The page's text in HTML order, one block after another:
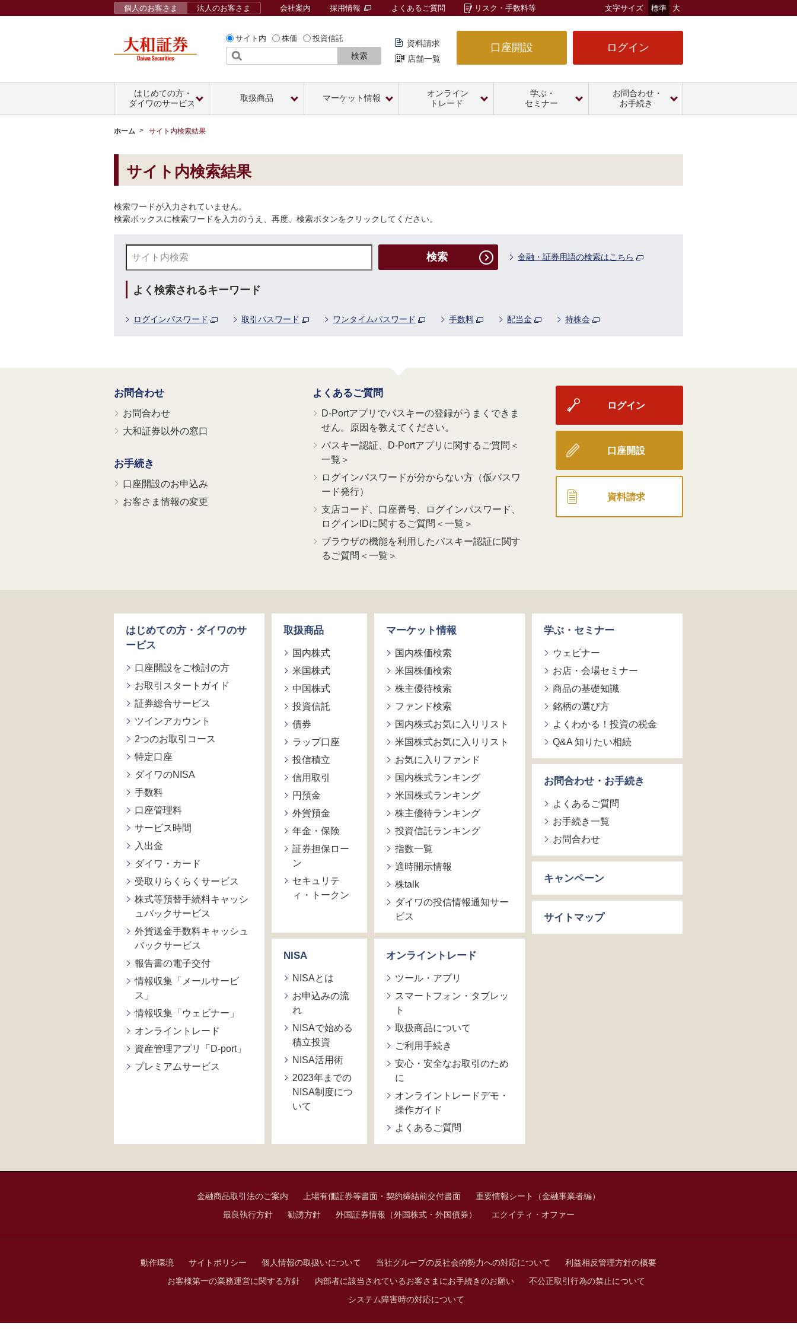
サイト内 株価 投資信託
検索
資料請求
店舗一覧
口座開設 ログイン
個人のお客さま 法人のお客さま 会社案内 採用情報 よくあるご質問 リスク・手数料等 文字サイズ 標準 大
はじめての方・
ダイワのサービス
取扱商品 マーケット情報
オンライン
トレード
学ぶ・
セミナー
お問合わせ・
お手続き
ホーム サイト内検索結果
サイト内検索結果
検索ワードが入力されていません。
検索ボックスに検索ワードを入力のうえ、再度、検索ボタンをクリックしてください。
検索 金融・証券用語の検索はこちら
よく検索されるキーワード
ログインパスワード 取引パスワード ワンタイムパスワード 手数料 配当金 持株会
お問合わせ
お問合わせ
大和証券以外の窓口
お手続き
口座開設のお申込み
お客さま情報の変更
よくあるご質問
D-Portアプリでパスキーの登録がうまくできま
せん。原因を教えてください。
パスキー認証、D-Portアプリに関するご質問＜
一覧＞
ログインパスワードが分からない方（仮パスワ
ード発行）
支店コード、口座番号、ログインパスワード、
ログインIDに関するご質問＜一覧＞
ブラウザの機能を利用したパスキー認証に関す
るご質問＜一覧＞
ログイン
口座開設
資料請求
はじめての方・ダイワのサ
ービス
口座開設をご検討の方
お取引スタートガイド
証券総合サービス
ツインアカウント
2つのお取引コース
特定口座
ダイワのNISA
手数料
口座管理料
サービス時間
入出金
ダイワ・カード
受取りらくらくサービス
株式等預替手続料キャッシ
ュバックサービス
外貨送金手数料キャッシュ
バックサービス
報告書の電子交付
情報収集「メールサービ
ス」
情報収集「ウェビナー」
オンライントレード
資産管理アプリ「D-port」
プレミアムサービス
取扱商品
国内株式
米国株式
中国株式
投資信託
債券
ラップ口座
投信積立
信用取引
円預金
外貨預金
年金・保険
証券担保ロー
ン
セキュリテ
ィ・トークン
NISA
NISAとは
お申込みの流
れ
NISAで始める
積立投資
NISA活用術
2023年までの
NISA制度につ
いて
マーケット情報
国内株価検索
米国株価検索
株主優待検索
ファンド検索
国内株式お気に入りリスト
米国株式お気に入りリスト
お気に入りファンド
国内株式ランキング
米国株式ランキング
株主優待ランキング
投資信託ランキング
指数一覧
適時開示情報
株talk
ダイワの投信情報通知サー
ビス
オンライントレード
ツール・アプリ
スマートフォン・タブレッ
ト
取扱商品について
ご利用手続き
安心・安全なお取引のため
に
オンライントレードデモ・
操作ガイド
よくあるご質問
学ぶ・セミナー
ウェビナー
お店・会場セミナー
商品の基礎知識
銘柄の選び方
よくわかる！投資の税金
Q&A 知りたい相続
お問合わせ・お手続き
よくあるご質問
お手続き一覧
お問合わせ
キャンペーン
サイトマップ
金融商品取引法のご案内 上場有価証券等書面・契約締結前交付書面
重要情報シート（金融事業者編）
最良執行方針
勧誘方針 外国証券情報（外国株式・外国債券） エクイティ・オファー
動作環境 サイトポリシー 個人情報の取扱いについて 当社グループの反社会的勢力への対応について
利益相反管理方針の概要
お客様第一の業務運営に関する方針
内部者に該当されているお客さまにお手続きのお願い
不公正取引行為の禁止について
システム障害時の対応について